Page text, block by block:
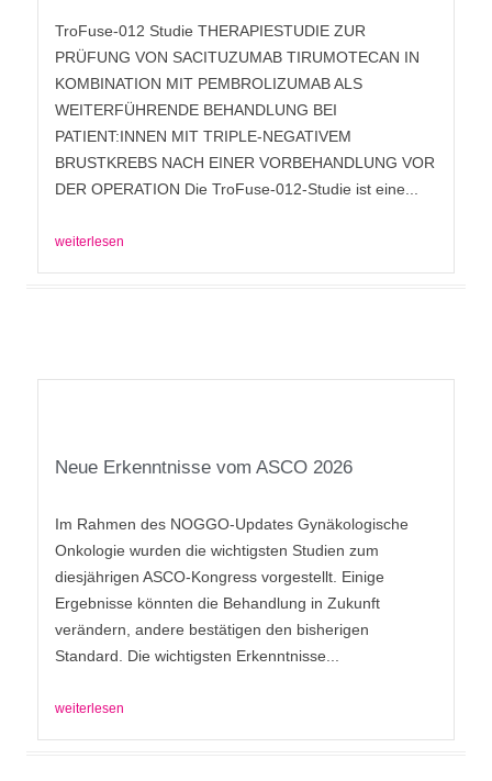
TroFuse-012 Studie THERAPIESTUDIE ZUR
PRÜFUNG VON SACITUZUMAB TIRUMOTECAN IN
KOMBINATION MIT PEMBROLIZUMAB ALS
WEITERFÜHRENDE BEHANDLUNG BEI
PATIENT:INNEN MIT TRIPLE-NEGATIVEM
BRUSTKREBS NACH EINER VORBEHANDLUNG VOR
DER OPERATION Die TroFuse-012-Studie ist eine...
weiterlesen
Neue Erkenntnisse vom ASCO 2026
Im Rahmen des NOGGO-Updates Gynäkologische
Onkologie wurden die wichtigsten Studien zum
diesjährigen ASCO-Kongress vorgestellt. Einige
Ergebnisse könnten die Behandlung in Zukunft
verändern, andere bestätigen den bisherigen
Standard. Die wichtigsten Erkenntnisse...
weiterlesen